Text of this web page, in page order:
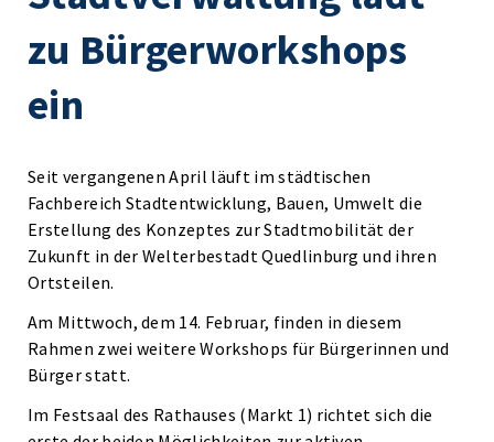
zu Bürgerworkshops
ein
Seit vergangenen April läuft im städtischen
Fachbereich Stadtentwicklung, Bauen, Umwelt die
Erstellung des Konzeptes zur Stadtmobilität der
Zukunft in der Welterbestadt Quedlinburg und ihren
Ortsteilen.
Am Mittwoch, dem 14. Februar, finden in diesem
Rahmen zwei weitere Workshops für Bürgerinnen und
Bürger statt.
Im Festsaal des Rathauses (Markt 1) richtet sich die